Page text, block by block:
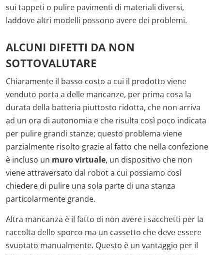
sui tappeti o pulire pavimenti di materiali diversi,
laddove altri modelli possono avere dei problemi.
ALCUNI DIFETTI DA NON
SOTTOVALUTARE
Chiaramente il basso costo a cui il prodotto viene
venduto porta a delle mancanze, per prima cosa la
durata della batteria piuttosto ridotta, che non arriva
ad un ora di autonomia e che risulta così poco indicata
per pulire grandi stanze; questo problema viene
parzialmente risolto grazie al fatto che nella confezione
è incluso un muro virtuale, un dispositivo che non
viene attraversato dal robot a cui possiamo così
chiedere di pulire una sola parte di una stanza
particolarmente grande.
Altra mancanza è il fatto di non avere i sacchetti per la
raccolta dello sporco ma un cassetto che deve essere
svuotato manualmente. Questo è un vantaggio per il